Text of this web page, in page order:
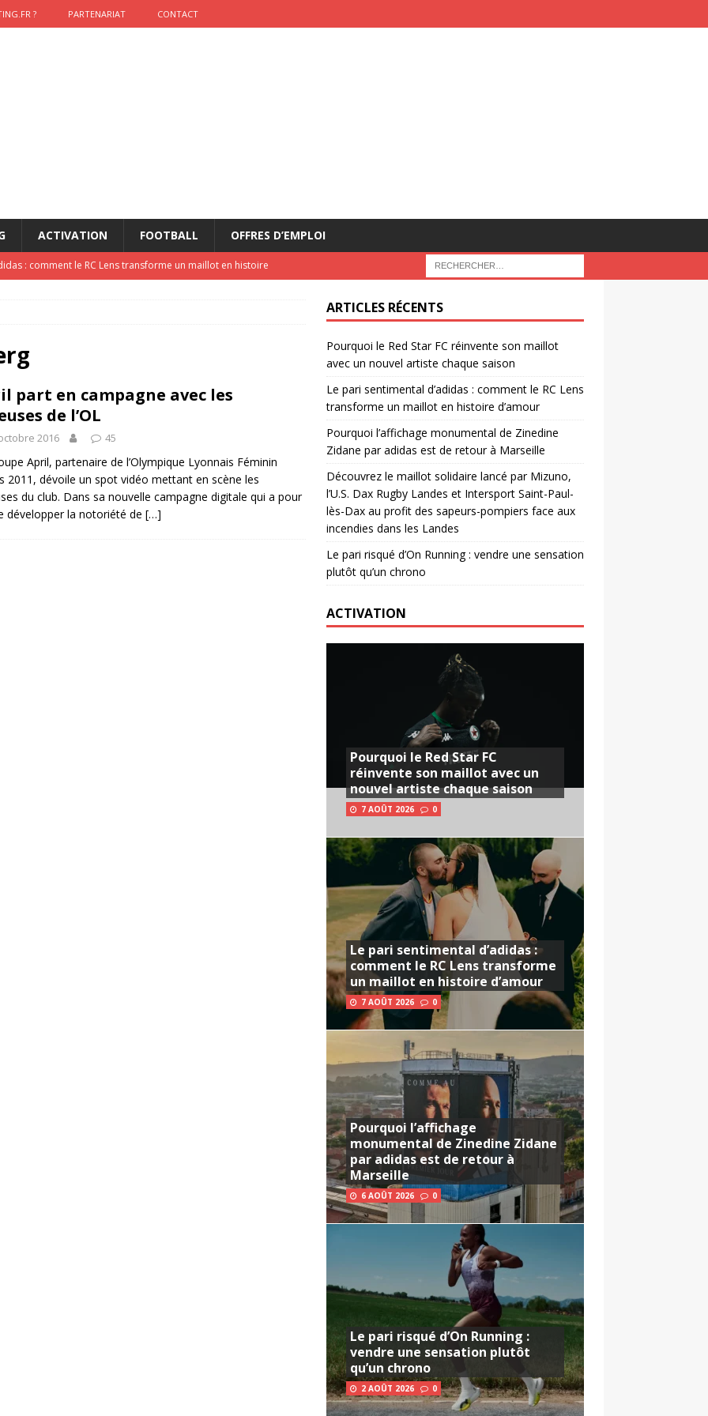
? PARTENARIAT CONTACT
ACTIVATION FOOTBALL OFFRES D’EMPLOI
de Zinedine Zidane par adidas est de retour à
lancé par Mizuno, l’U.S. Dax Rugby Landes et Intersport
face aux incendies dans les Landes
: vendre une sensation plutôt qu’un chrono
réinvente son maillot avec un nouvel artiste chaque saison
: comment le RC Lens transforme un maillot en histoire
part en campagne avec les
de l’OL
2016 45
April, partenaire de l’Olympique Lyonnais Féminin
2011, dévoile un spot vidéo mettant en scène les
du club. Dans sa nouvelle campagne digitale qui a pour
développer la notoriété de […]
ARTICLES RÉCENTS
Pourquoi le Red Star FC réinvente son maillot
avec un nouvel artiste chaque saison
Le pari sentimental d’adidas : comment le RC Lens
transforme un maillot en histoire d’amour
Pourquoi l’affichage monumental de Zinedine
Zidane par adidas est de retour à Marseille
Découvrez le maillot solidaire lancé par Mizuno,
l’U.S. Dax Rugby Landes et Intersport Saint-Paul-
lès-Dax au profit des sapeurs-pompiers face aux
incendies dans les Landes
Le pari risqué d’On Running : vendre une sensation
plutôt qu’un chrono
ACTIVATION
Pourquoi le Red Star FC
réinvente son maillot avec un
nouvel artiste chaque saison
7 AOÛT 2026 0
Le pari sentimental d’adidas :
comment le RC Lens transforme
un maillot en histoire d’amour
7 AOÛT 2026 0
Pourquoi l’affichage
monumental de Zinedine Zidane
par adidas est de retour à
Marseille
6 AOÛT 2026 0
Le pari risqué d’On Running :
vendre une sensation plutôt
qu’un chrono
2 AOÛT 2026 0